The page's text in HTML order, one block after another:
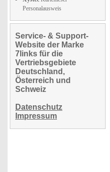
Personalausweis
Service- & Support-
Website der Marke
7links für die
Vertriebsgebiete
Deutschland,
Österreich und
Schweiz
Datenschutz
Impressum